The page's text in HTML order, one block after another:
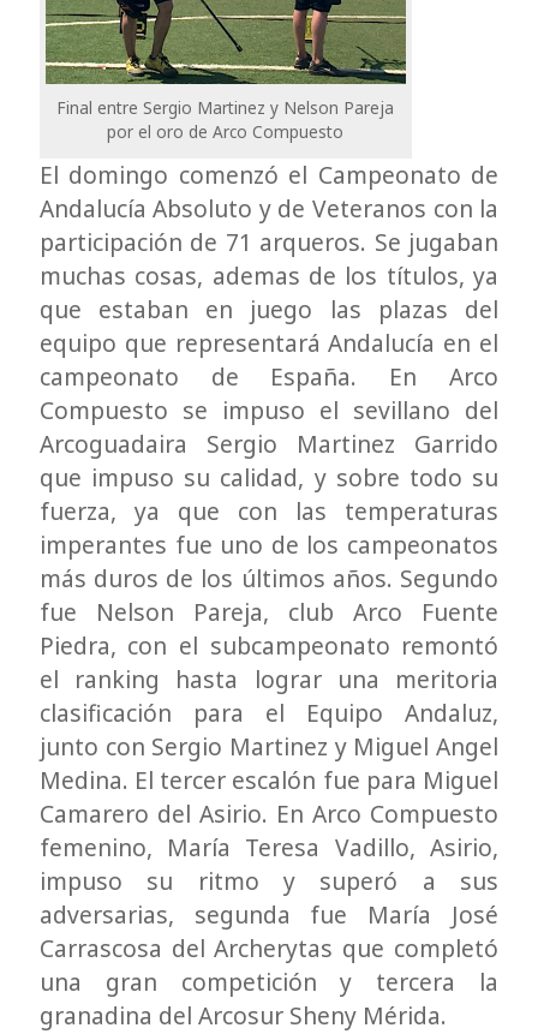
Final entre Sergio Martinez y Nelson Pareja
por el oro de Arco Compuesto
El domingo comenzó el Campeonato de
Andalucía Absoluto y de Veteranos con la
participación de 71 arqueros. Se jugaban
muchas cosas, ademas de los títulos, ya
que estaban en juego las plazas del
equipo que representará Andalucía en el
campeonato de España. En Arco
Compuesto se impuso el sevillano del
Arcoguadaira Sergio Martinez Garrido
que impuso su calidad, y sobre todo su
fuerza, ya que con las temperaturas
imperantes fue uno de los campeonatos
más duros de los últimos años. Segundo
fue Nelson Pareja, club Arco Fuente
Piedra, con el subcampeonato remontó
el ranking hasta lograr una meritoria
clasificación para el Equipo Andaluz,
junto con Sergio Martinez y Miguel Angel
Medina. El tercer escalón fue para Miguel
Camarero del Asirio. En Arco Compuesto
femenino, María Teresa Vadillo, Asirio,
impuso su ritmo y superó a sus
adversarias, segunda fue María José
Carrascosa del Archerytas que completó
una gran competición y tercera la
granadina del Arcosur Sheny Mérida.